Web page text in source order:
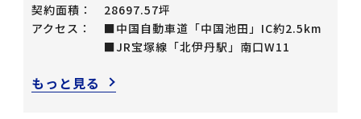
契約面積：
28697.57坪
アクセス：
■中国自動車道「中国池田」IC約2.5km
■JR宝塚線「北伊丹駅」南口W11
もっと見る